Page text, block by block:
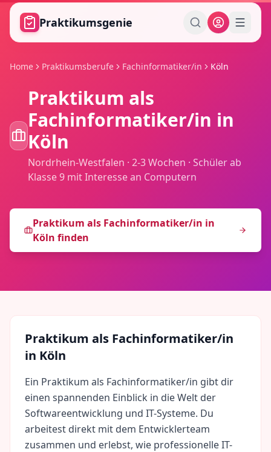
Zum Hauptinhalt springen
Praktikumsgenie
Home Praktikumsberufe Fachinformatiker/in Köln
Praktikum als
Fachinformatiker/in in
Köln
Nordrhein-Westfalen · 2-3 Wochen · Schüler ab
Klasse 9 mit Interesse an Computern
Praktikum als Fachinformatiker/in in
Köln finden
Praktikum als Fachinformatiker/in
in Köln
Ein Praktikum als Fachinformatiker/in gibt dir
einen spannenden Einblick in die Welt der
Softwareentwicklung und IT-Systeme. Du
arbeitest direkt mit dem Entwicklerteam
zusammen und erlebst, wie professionelle IT-